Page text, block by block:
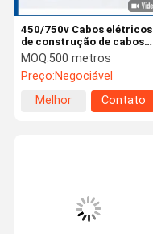
450/750v Cabos elétricos
de construção de cabos
elétricos de cabos
elétricos
MOQ:500 metros
Preço:Negociável
Melhor
Contato